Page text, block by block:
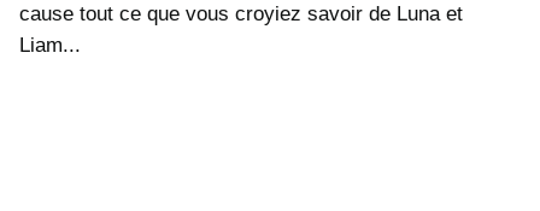
cause tout ce que vous croyiez savoir de Luna et
Liam...